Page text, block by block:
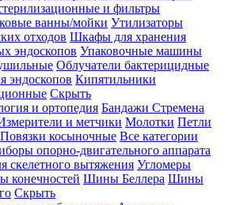
и фильтры
ванны/мойки Утилизаторы
отходов Шкафы для хранения
эндоскопов Упаковочные машины
Облучатели бактерицидные
эндоскопов Кипятильники
Скрыть
и ортопедия Бандажи Стремена
и метчики Молотки Петли
Повязки косыночные Все категории
опорно-двигательного аппарата
скелетного вытяжения Угломеры
конечностей Шины Беллера Шины
Скрыть